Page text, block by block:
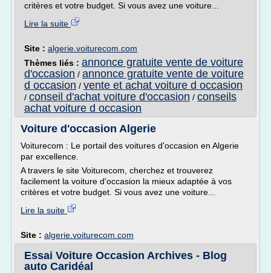
critères et votre budget. Si vous avez une voiture...
Lire la suite
Site : algerie.voiturecom.com
Thèmes liés : annonce gratuite vente de voiture
d'occasion / annonce gratuite vente de voiture
d occasion / vente et achat voiture d occasion
/ conseil d'achat voiture d'occasion / conseils
achat voiture d occasion
Voiture d'occasion Algerie
Voiturecom : Le portail des voitures d'occasion en Algerie
par excellence.
A travers le site Voiturecom, cherchez et trouverez
facilement la voiture d'occasion la mieux adaptée à vos
critères et votre budget. Si vous avez une voiture...
Lire la suite
Site : algerie.voiturecom.com
Essai Voiture Occasion Archives - Blog
auto Caridéal